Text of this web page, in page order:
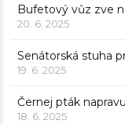
Bufetový vůz zve
20. 6. 2025
Senátorská stuha
19. 6. 2025
Černej pták
18. 6. 2025